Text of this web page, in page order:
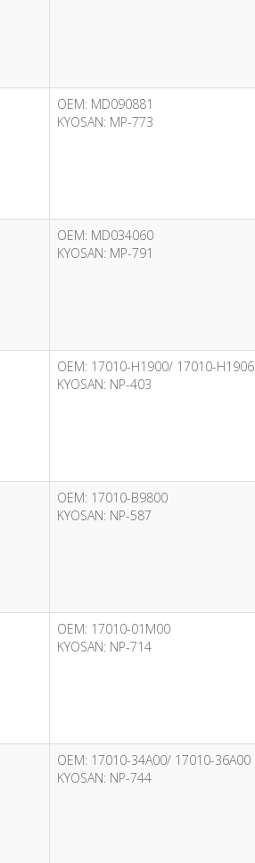
OEM: MD090881
KYOSAN: MP-773
OEM: MD034060
KYOSAN: MP-791
OEM: 17010-H1900/ 17010-H1906
KYOSAN: NP-403
OEM: 17010-B9800
KYOSAN: NP-587
OEM: 17010-01M00
KYOSAN: NP-714
OEM: 17010-34A00/ 17010-36A00
KYOSAN: NP-744